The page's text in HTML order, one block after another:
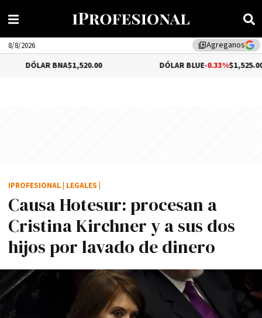
library_addAgreganos
8/8/2026
$1,520.00 -0.33%$1,525.00
Causa Hotesur: procesan a
Cristina Kirchner y a sus dos
hijos por lavado de dinero
IPROFESIONAL LEGALES